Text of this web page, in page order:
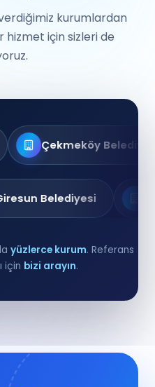
kurumlardan
hizmet için sizleri de
Belediyesi
Giresun Belediyesi
yüzlerce kurum. Referans
için bizi arayın.